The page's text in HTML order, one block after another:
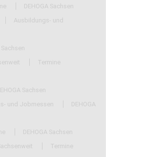
DEHOGA Sachsen
Ausbildungs- und
Sachsen
Termine
Sachsen
und Jobmessen
DEHOGA
DEHOGA Sachsen
Termine